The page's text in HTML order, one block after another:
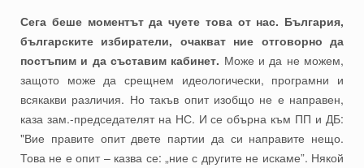
Сега беше моментът да чуете това от нас. България,
българските избиратели, очакват ние отговорно да
постъпим и да съставим кабинет. Може и да не можем,
защото може да срещнем идеологически, програмни и
всякакви различия. Но такъв опит изобщо не е направен,
каза зам.-председателят на НС. И се обърна към ПП и ДБ:
"Вие правите опит двете партии да си направите нещо.
Това не е опит – казва се: „ние с другите не искаме”. Някой